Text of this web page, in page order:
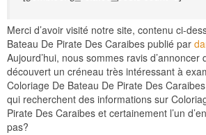
Merci d’avoir visité notre site, contenu ci-
Bateau De Pirate Des Caraibes publié par
Aujourd’hui, nous sommes ravis d’annoncer
découvert un créneau très intéressant à
Coloriage De Bateau De Pirate Des
qui recherchent des informations sur
Pirate Des Caraibes et certainement l’un
pas?